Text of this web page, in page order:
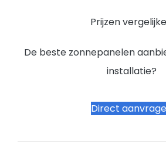
Prijzen
De beste zonnepanelen
installatie?
Direct